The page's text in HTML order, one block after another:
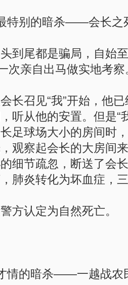
特别的暗杀——会长之
到尾都是骗局，自始
次亲自出马做实地考察
长召见“我”开始，他
听从他的安置。但是“
足球场大小的房间时
观察起会长的大房间
细节疏忽，断送了会
肺炎转化为坏血症，
方认定为自然死亡。
情的暗杀——一越战农